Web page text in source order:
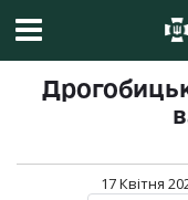
17 Квітня